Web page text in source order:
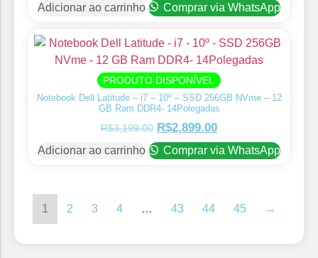
Adicionar ao carrinho Comprar via WhatsApp
PRODUTO DISPONÍVEL
Notebook Dell Latitude – i7 – 10º – SSD 256GB NVme – 12
GB Ram DDR4- 14Polegadas
R$3,199.00 R$2,899.00
Adicionar ao carrinho Comprar via WhatsApp
1 2 3 4 … 43 44 45 →